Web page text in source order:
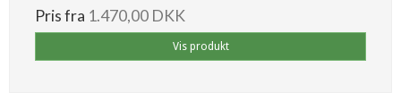
Pris fra 1.470,00 DKK
Vis produkt